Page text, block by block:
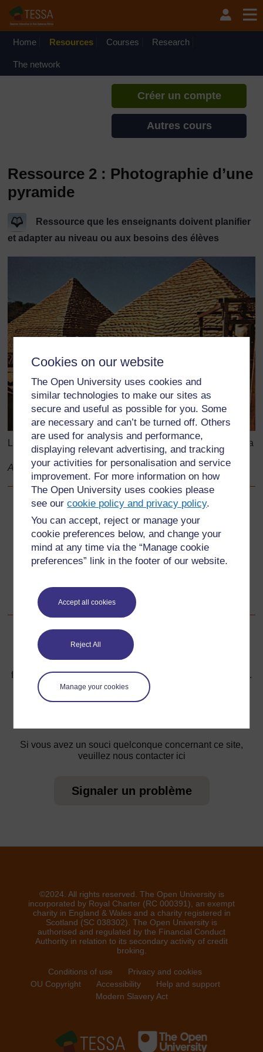
Cookies on our website
The Open University uses cookies and
similar technologies to make our sites as
secure and useful as possible for you. Some
are necessary and can’t be turned off. Others
are used for analysis and performance,
displaying relevant advertising, and tracking
your activities for personalisation and service
improvement. For more information on how
The Open University uses cookies please
see ourcookie policy and privacy policy.
You can accept, reject or manage your
cookie preferences below, and change your
mind at any time via the “Manage cookie
preferences” link in the footer of our website.
Accept all cookies
Reject All
Manage your cookies
Home Resources Courses Research
The network
Si vous créez un compte, vous
pouvez établir un profil
Créer un compte
Autres cours
Ressource 2 : Photographie d’une
pyramide
Ressource que les enseignants doivent planifier
et adapter au niveau ou aux besoins des élèves
Les pyramides de sacs d'arachides, à Maiduguri au Nigéria
Adapté de: Encyclopaedia Britannica Concise
Précédent
Précédent
Ressource 1 : Rassembler et créer des formes et objets
Suivant
Suivant
Ressource 3 : Réseaux
foire aux questions qui peut vous fournir l'aide nécessaire.
Si vous avez un souci quelconque concernant ce site,
veuillez nous contacter ici
Signaler un problème
©2024. All rights reserved. The Open University is
incorporated by Royal Charter (RC 000391), an exempt
charity in England & Wales and a charity registered in
Scotland (SC 038302). The Open University is
authorised and regulated by the Financial Conduct
Authority in relation to its secondary activity of credit
broking.
Conditions of use
Privacy and cookies
OU Copyright
Accessibility
Help and support
Modern Slavery Act